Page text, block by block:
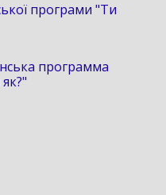
програми "Ти
программа